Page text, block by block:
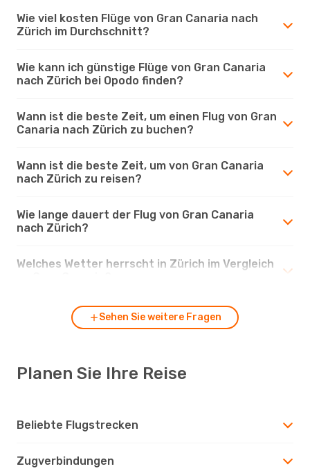
Wie viel kosten Flüge von Gran Canaria nach
Zürich im Durchschnitt?
Wie kann ich günstige Flüge von Gran Canaria
nach Zürich bei Opodo finden?
Wann ist die beste Zeit, um einen Flug von Gran
Canaria nach Zürich zu buchen?
Wann ist die beste Zeit, um von Gran Canaria
nach Zürich zu reisen?
Wie lange dauert der Flug von Gran Canaria
nach Zürich?
Welches Wetter herrscht in Zürich im Vergleich
Sehen Sie weitere Fragen
Planen Sie Ihre Reise
Beliebte Flugstrecken
Zugverbindungen